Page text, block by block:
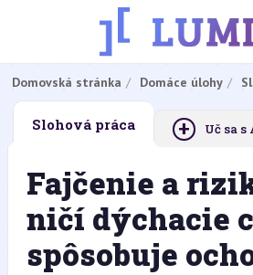
Domovská stránka Domáce úlohy
Slohová práca + Uč sa s
Fajčenie a
ničí dýchacie
spôsobuje